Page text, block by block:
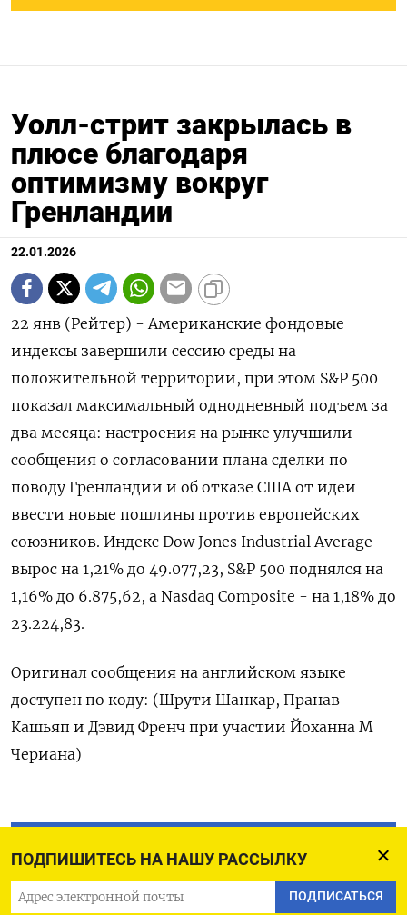
ПОДПИШИТЕСЬ НА НАШУ РАССЫЛКУ
ПОДПИСАТЬСЯ
Уолл-стрит закрылась в
плюсе благодаря
оптимизму вокруг
Гренландии
22.01.2026
22 янв (Рейтер) - Американские фондовые
индексы завершили сессию среды на
⁠положительной территории, при этом S&P 500
показал максимальный ⁠однодневный подъем ​за
два месяца: настроения ⁠на рынке улучшили
сообщения ⁠о согласовании плана сделки по
поводу ‌Гренландии и об ‍отказе США от идеи
‌ввести новые пошлины против европейских ​
союзников. Индекс Dow Jones Industrial Average
вырос на 1,⁠21% до 49.‍077,23, S&‌P 500 поднялся на
1,16% до 6.875,62, а Nasdaq Composite - на 1,18% до
23.‍224,‍83.
Оригинал сообщения на английском языке
‍доступен по коду: (Шрути Шанкар, Пранав
Кашьяп и ⁠Дэвид Френч при участии Йоханна М
Чериана)
ПОДПИСАТЬСЯ В GOOGLE